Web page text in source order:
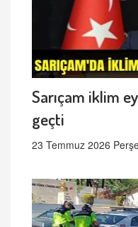
Sarıçam iklim
geçti
23 Temmuz 2026